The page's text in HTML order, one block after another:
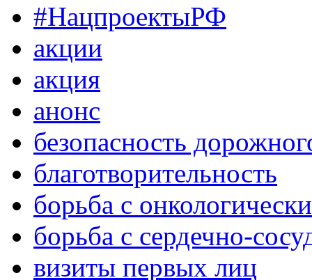
#НацпроектыРФ
акции
акция
анонс
безопасность
благотворительность
борьба с
борьба с сердечно-
визиты первых лиц